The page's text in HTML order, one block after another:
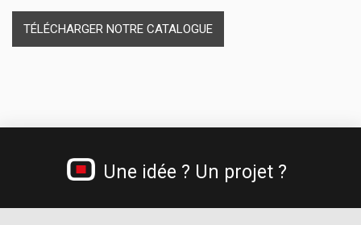
Armoires pour bacs à bec
Supports pour bacs à bec
Gamme sécurité
Gamme incendie
Gamme béton cellulaire
Chariots à bouteilles
Supports d’outillage
Cadenas
TÉLÉCHARGER NOTRE CATALOGUE
Une idée ? Un projet ?